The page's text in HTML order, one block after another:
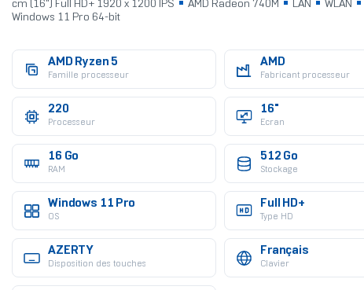
cm (16") Full HD+ 1920 x 1200 IPS
AMD Radeon 740M LAN WLAN
Windows 11 Pro 64-bit
AMD Ryzen 5
Famille processeur
AMD
Fabricant processeur
220
Processeur
16"
Ecran
16 Go
RAM
512 Go
Stockage
Windows 11 Pro
OS
Full HD+
Type HD
AZERTY
Disposition des touches
Français
Clavier